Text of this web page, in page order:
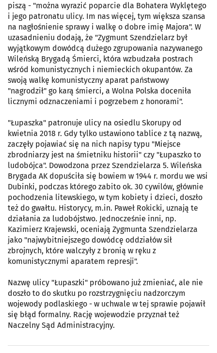
piszą - "można wyrazić poparcie dla Bohatera Wyklętego
i jego patronatu ulicy. Im nas więcej, tym większa szansa
na nagłośnienie sprawy i walkę o dobre imię Majora". W
uzasadnieniu dodają, że "Zygmunt Szendzielarz był
wyjątkowym dowódcą dużego zgrupowania nazywanego
Wileńską Brygadą Śmierci, która wzbudzała postrach
wśród komunistycznych i niemieckich okupantów. Za
swoją walkę komunistyczny aparat państwowy
"nagrodził" go karą śmierci, a Wolna Polska doceniła
licznymi odznaczeniami i pogrzebem z honorami".
"Łupaszka" patronuje ulicy na osiedlu Skorupy od
kwietnia 2018 r. Gdy tylko ustawiono tablice z tą nazwą,
zaczęły pojawiać się na nich napisy typu "Miejsce
zbrodniarzy jest na śmietniku historii" czy "Łupaszko to
ludobójca". Dowodzona przez Szendzielarza 5. Wileńska
Brygada AK dopuściła się bowiem w 1944 r. mordu we wsi
Dubinki, podczas którego zabito ok. 30 cywilów, głównie
pochodzenia litewskiego, w tym kobiety i dzieci, doszło
też do gwałtu. Historycy, m.in. Paweł Rokicki, uznają te
działania za ludobójstwo. Jednocześnie inni, np.
Kazimierz Krajewski, oceniają Zygmunta Szendzielarza
jako "najwybitniejszego dowódcę oddziałów sił
zbrojnych, które walczyły z bronią w ręku z
komunistycznymi aparatem represji".
Nazwę ulicy "Łupaszki" próbowano już zmieniać, ale nie
doszło to do skutku po rozstrzygnięciu nadzorczym
wojewody podlaskiego - w uchwale w tej sprawie pojawił
się błąd formalny. Rację wojewodzie przyznał też
Naczelny Sąd Administracyjny.